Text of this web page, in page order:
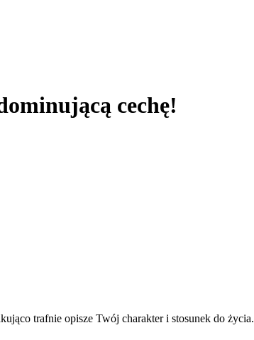
cechę!
trafnie opisze Twój charakter i stosunek do życia.